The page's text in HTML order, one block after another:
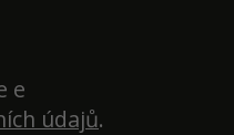
e
údajů.